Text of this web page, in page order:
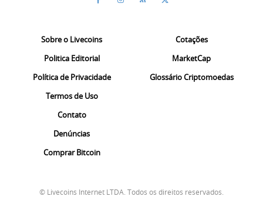
Sobre o Livecoins
Politica Editorial
Política de Privacidade
Termos de Uso
Contato
Denúncias
Comprar Bitcoin
Cotações
MarketCap
Glossário Criptomoedas
© Livecoins Internet LTDA. Todos os direitos reservados.